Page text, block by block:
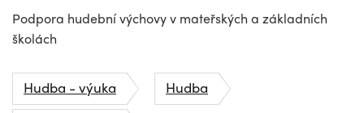
Podpora hudební výchovy v mateřských a základních
školách
Hudba - výuka
Hudba